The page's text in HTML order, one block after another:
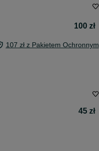
100 zł
107 zł z Pakietem Ochronnym
45 zł